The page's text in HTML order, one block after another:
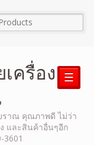
ครื่อง
ราณ คุณภาพดี ไม่ว่า
และสินค้าอื่นๆอีก
3601
☰